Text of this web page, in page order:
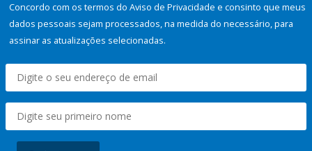
Concordo com os termos do Aviso de Privacidade e consinto que meus
dados pessoais sejam processados, na medida do necessário, para
assinar as atualizações selecionadas.